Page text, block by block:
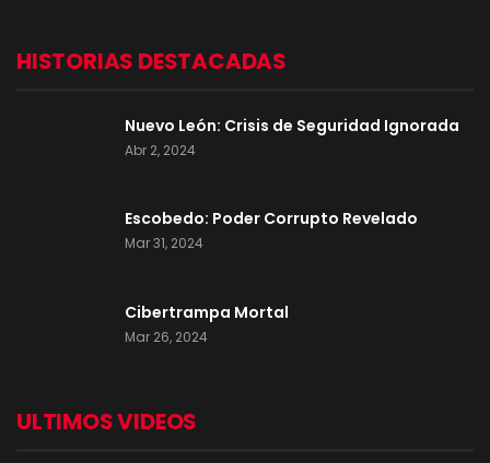
HISTORIAS DESTACADAS
Nuevo León: Crisis de Seguridad Ignorada
Abr 2, 2024
Escobedo: Poder Corrupto Revelado
Mar 31, 2024
Cibertrampa Mortal
Mar 26, 2024
ULTIMOS VIDEOS